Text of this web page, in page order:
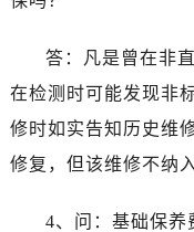
答：凡是曾在非
在检测时可能发现非
修时如实告知历史维
修复，但该维修不纳
4、问：基础保养